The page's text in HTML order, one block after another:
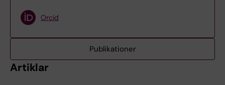
Orcid
Publikationer
Artiklar